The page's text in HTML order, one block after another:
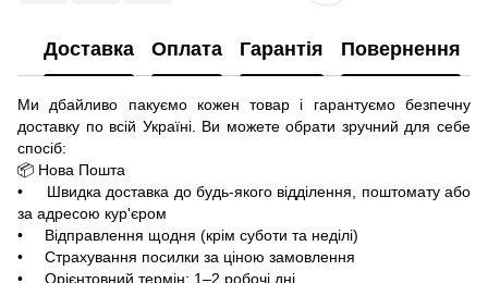
Доставка Оплата Гарантія Повернення
Ми дбайливо пакуємо кожен товар і гарантуємо безпечну
доставку по всій Україні. Ви можете обрати зручний для себе
спосіб:
📦 Нова Пошта
• Швидка доставка до будь-якого відділення, поштомату або
за адресою кур'єром
• Відправлення щодня (крім суботи та неділі)
• Страхування посилки за ціною замовлення
• Орієнтовний термін: 1–2 робочі дні